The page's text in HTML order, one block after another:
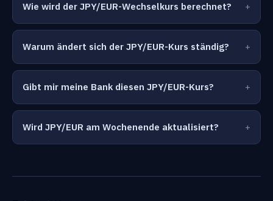
Wie wird der JPY/EUR-Wechselkurs berechnet?
Warum ändert sich der JPY/EUR-Kurs ständig?
Gibt mir meine Bank diesen JPY/EUR-Kurs?
Wird JPY/EUR am Wochenende aktualisiert?